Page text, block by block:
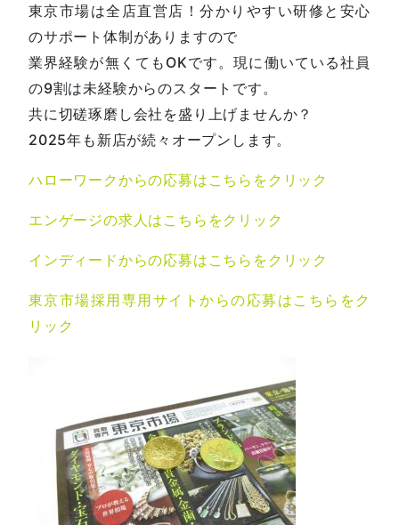
東京市場は全店直営店！分かりやすい研修と安心
のサポート体制がありますので
業界経験が無くてもOKです。現に働いている社員
の9割は未経験からのスタートです。
共に切磋琢磨し会社を盛り上げませんか？
2025年も新店が続々オープンします。
ハローワークからの応募はこちらをクリック
エンゲージの求人はこちらをクリック
インディードからの応募はこちらをクリック
東京市場採用専用サイトからの応募はこちらをク
リック